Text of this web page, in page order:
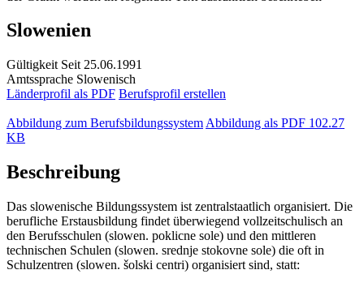
Slowenien
Gültigkeit Seit 25.06.1991
Amtssprache Slowenisch
Länderprofil als PDF Berufsprofil erstellen
Abbildung zum Berufsbildungssystem Abbildung als PDF 102.27
KB
Beschreibung
Das slowenische Bildungssystem ist zentralstaatlich organisiert. Die
berufliche Erstausbildung findet überwiegend vollzeitschulisch an
den Berufsschulen (slowen. poklicne sole) und den mittleren
technischen Schulen (slowen. srednje stokovne sole) die oft in
Schulzentren (slowen. šolski centri) organisiert sind, statt: